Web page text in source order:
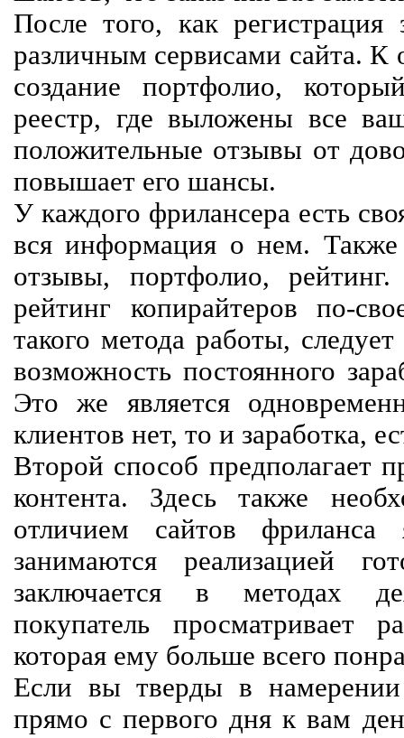
После того, как регистрация
различным сервисами сайта. К
создание портфолио,
реестр, где выложены все
положительные отзывы от
повышает его шансы.
У каждого фрилансера есть
вся информация о нем. Также
отзывы, портфолио,
рейтинг копирайтеров по-
такого метода работы,
возможность постоянного
Это же является
клиентов нет, то и заработка,
Второй способ предполагает
контента. Здесь также
отличием сайтов
занимаются реализацией
заключается в методах
покупатель просматривает
которая ему больше всего
Если вы тверды в
прямо с первого дня к вам